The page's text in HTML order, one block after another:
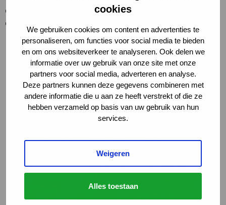
cookies
We gebruiken cookies om content en advertenties te
personaliseren, om functies voor social media te bieden
en om ons websiteverkeer te analyseren. Ook delen we
informatie over uw gebruik van onze site met onze
partners voor social media, adverteren en analyse.
Deze partners kunnen deze gegevens combineren met
andere informatie die u aan ze heeft verstrekt of die ze
hebben verzameld op basis van uw gebruik van hun
services.
Weigeren
Alles toestaan
d’un trajet en apparence anodin peuvent être extrêmement
graves.